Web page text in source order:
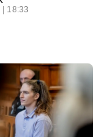
| 18:33